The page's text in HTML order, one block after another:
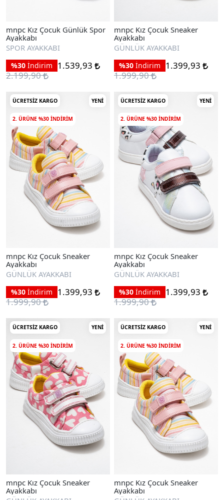
mnpc Kız Çocuk Günlük Spor
Ayakkabı
SPOR AYAKKABI
%30 İndirim
1.539,93
2.199,90
mnpc Kız Çocuk Sneaker
Ayakkabı
GÜNLÜK AYAKKABI
%30 İndirim
1.399,93
1.999,90
ÜCRETSIZ KARGO YENI
2. ÜRÜNE %30 INDIRIM
mnpc Kız Çocuk Sneaker
Ayakkabı
GÜNLÜK AYAKKABI
%30 İndirim
1.399,93
1.999,90
ÜCRETSIZ KARGO YENI
2. ÜRÜNE %30 INDIRIM
mnpc Kız Çocuk Sneaker
Ayakkabı
GÜNLÜK AYAKKABI
%30 İndirim
1.399,93
1.999,90
ÜCRETSIZ KARGO YENI
2. ÜRÜNE %30 INDIRIM
mnpc Kız Çocuk Sneaker
Ayakkabı
ÜCRETSIZ KARGO YENI
2. ÜRÜNE %30 INDIRIM
mnpc Kız Çocuk Sneaker
Ayakkabı